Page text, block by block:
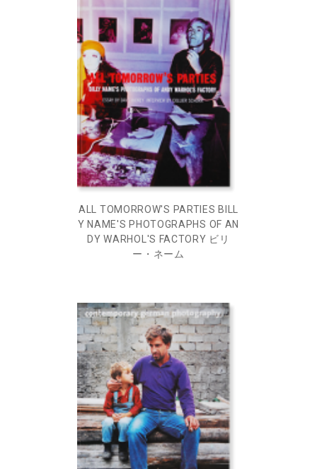
ALL TOMORROW'S PARTIES BILL
Y NAME'S PHOTOGRAPHS OF AN
DY WARHOL'S FACTORY ビリ
ー・ネーム